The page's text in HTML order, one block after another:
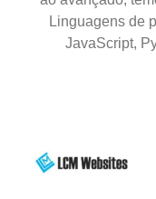
Linguagens de
JavaScript,